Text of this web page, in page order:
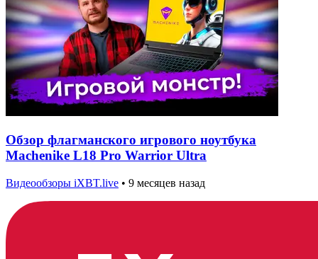
Обзор флагманского игрового ноутбука
Machenike L18 Pro Warrior Ultra
Видеообзоры iXBT.live • 9 месяцев назад